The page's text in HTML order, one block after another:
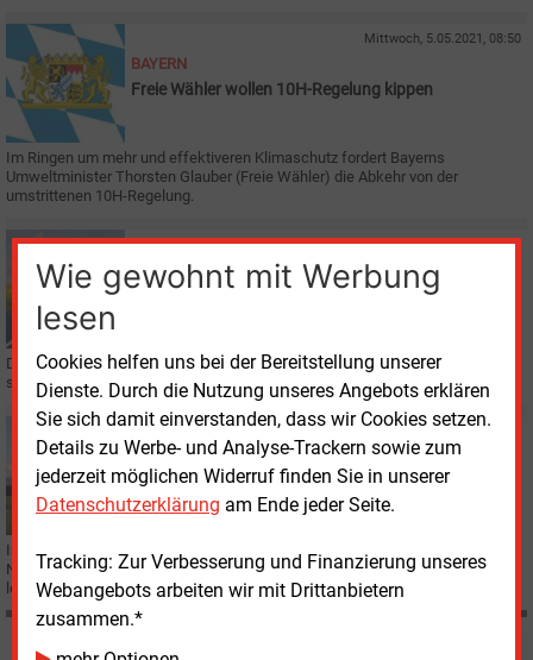
Wie gewohnt mit Werbung
lesen
Cookies helfen uns bei der Bereitstellung unserer
Dienste. Durch die Nutzung unseres Angebots erklären
Sie sich damit einverstanden, dass wir Cookies setzen.
Details zu Werbe- und Analyse-Trackern sowie zum
jederzeit möglichen Widerruf finden Sie in unserer
Datenschutzerklärung am Ende jeder Seite.
Tracking: Zur Verbesserung und Finanzierung unseres
Webangebots arbeiten wir mit Drittanbietern
zusammen.*
Mittwoch, 5.05.2021, 08:50
BAYERN
Freie Wähler wollen 10H-Regelung kippen
Im Ringen um mehr und effektiveren Klimaschutz fordert Bayerns
Umweltminister Thorsten Glauber (Freie Wähler) die Abkehr von der
umstrittenen 10H-Regelung.
Donnerstag, 30.07.2020, 15:52
E&M WINDKRAFT ONSHORE
Nach der Flaute herrscht ein laues Lüftchen
Der Windkraftausbau an Land dümpelt auch im ersten Halbjahr weiter vor
sich hin und bleibt weit hinter allen klimapolitischen Notwendigkeiten zurück.
Donnerstag, 16.07.2020, 13:25
E&M WINDKRAFT ONSHORE
Flaute bei Windkraftausbau hält an
Im ersten Halbjahr 2020 ging bei der Windenergie an Land gerade eine
Nettoleistung von 528 MW neu in Betrieb - der zweitschwächste Wert in den
letzten 15 Jahren.